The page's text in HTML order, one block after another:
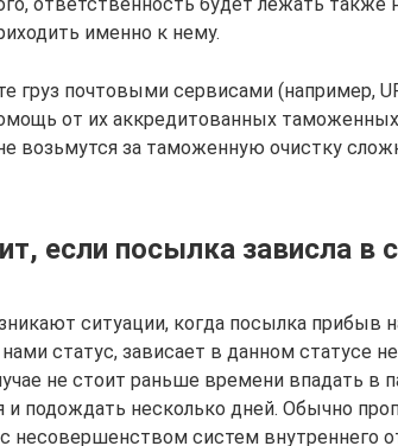
именно к нему.
груз почтовыми сервисами (например,
от их аккредитованных
возьмутся за таможенную очистку
если посылка зависла в
ситуации, когда посылка прибыв
статус, зависает в данном статусе
не стоит раньше времени впадать в
и подождать несколько дней. Обычно
с несовершенством систем внутреннего